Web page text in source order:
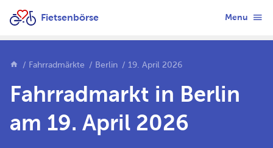
Fietsenbörse Menu
Fahrradmärkte Berlin 19. April 2026
Fahrradmarkt in Berlin
am 19. April 2026